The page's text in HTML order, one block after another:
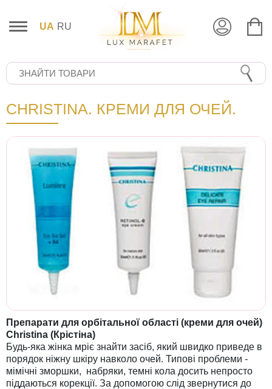
UA RU
CHRISTINA. КРЕМИ ДЛЯ ОЧЕЙ.
Препарати для орбітальної області (креми для очей)
Christina (Крістіна)
Будь-яка жінка мріє знайти засіб, який швидко приведе в
порядок ніжну шкіру навколо очей. Типові проблеми -
мімічні зморшки, набряки, темні кола досить непросто
піддаються корекції. За допомогою слід звернутися до